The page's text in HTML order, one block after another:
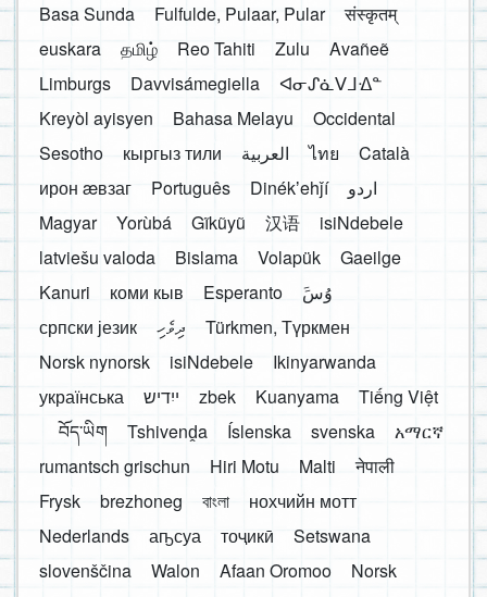
Basa Sunda
Fulfulde, Pulaar, Pular
संस्कृतम्
euskara
தமிழ் Reo Tahiti Zulu
Avañeẽ
Limburgs
Davvisámegiella
ᐊᓂᔑᓈᐯᒧᐎᓐ
Kreyòl ayisyen
Bahasa Melayu
Occidental
Sesotho
кыргыз тили العربية ไทย
Català
ирон æвзаг
Português Dinékʼehǰí
اردو
Magyar
Yorùbá Gĩkũyũ 汉语
isiNdebele
latviešu valoda
Bislama Volapük
Gaeilge
Kanuri
коми кыв Esperanto
َوُسَ
српски језик
ދިވެހި
Türkmen, Түркмен
Norsk nynorsk
isiNdebele
Ikinyarwanda
українська
ייִדיש zbek Kuanyama
Tiếng Việt
བོད་ཡིག
Tshivenḓa Íslenska svenska
አማርኛ
rumantsch grischun
Hiri Motu Malti
नेपाली
Frysk
brezhoneg বাংলা
нохчийн мотт
Nederlands
аҧсуа тоҷикӣ
Setswana
slovenščina
Walon Afaan Oromoo
Norsk